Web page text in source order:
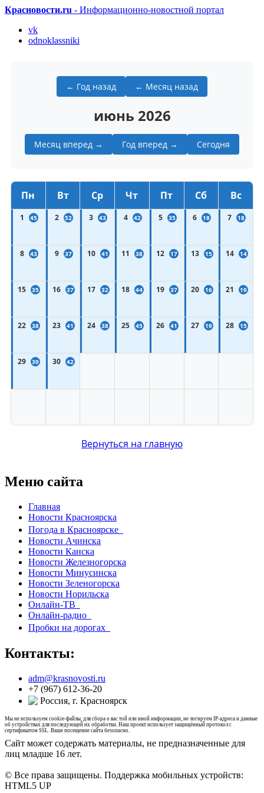
Красновости.ru - Информационно-новостной портал
vk
odnoklassniki
← Год назад ← Месяц назад
июнь 2026
Месяц вперед → Год вперед → Сегодня
Пн Вт Ср Чт Пт Сб Вс
1 45 2 52 3 43 4 42 5 35 6 18 7 18
8 43 9 37 10 41 11 38 12 17 13 15 14 14
15 35 16 37 17 32 18 44 19 37 20 16 21 19
22 38 23 41 24 38 25 45 26 41 27 19 28 15
29 39 30 42
Вернуться на главную
Меню сайта
Главная
Новости Красноярска
Погода в Красноярске
Новости Ачинска
Новости Канска
Новости Железногорска
Новости Минусинска
Новости Зеленогорска
Новости Норильска
Онлайн-ТВ
Онлайн-радио
Пробки на дорогах
Контакты:
adm@krasnovosti.ru
+7 (967) 612-36-20
Россия, г. Красноярск
Мы не используем cookie-файлы, для сбора о вас той или иной информации, не логируем IP-адреса и данные
об устройствах для последующей их обработки. Наш проект использует защищённый протокол с
сертификатом SSL. Ваше посещение сайта безопасно.
Сайт может содержать материалы, не предназначенные для
лиц младше 16 лет.
© Все права защищены. Поддержка мобильных устройств:
HTML5 UP